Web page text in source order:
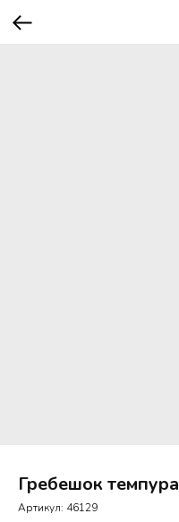
Гребешок темпура
Артикул: 46129